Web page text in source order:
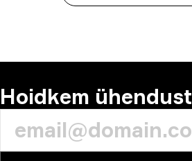
Hoidkem ühendust